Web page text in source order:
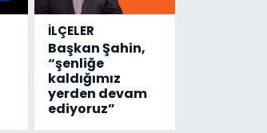
İLÇELER
Başkan Şahin,
“şenliğe
kaldığımız
yerden devam
ediyoruz”